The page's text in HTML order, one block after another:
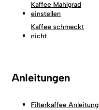
Kaffee Mahlgrad
einstellen
Kaffee schmeckt
nicht
Anleitungen
Filterkaffee Anleitung